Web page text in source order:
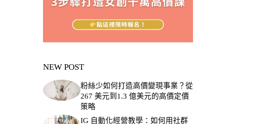
NEW POST
粉絲少如何打造高價變現事業？從
267 美元到1.3 億美元的高價定價
策略
IG 自動化經營教學：如何用社群